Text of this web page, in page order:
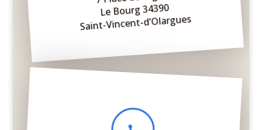
Le Bourg 34390
Saint-Vincent-d’Olargues